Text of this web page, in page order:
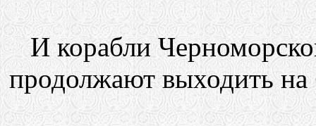
И корабли
продолжают выходить